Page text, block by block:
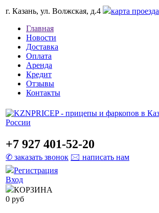
г. Казань, ул. Волжская, д.4
карта проезда
Главная
Новости
Доставка
Оплата
Аренда
Кредит
Отзывы
Контакты
+7 927 401-52-20
✆ заказать звонок 🖂 написать нам
Регистрация
Вход
КОРЗИНА
0 руб